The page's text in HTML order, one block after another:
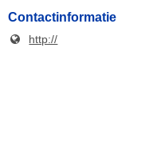
Contactinformatie
http://